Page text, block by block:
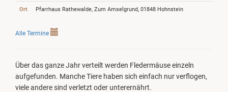
Ort Pfarrhaus Rathewalde, Zum Amselgrund, 01848 Hohnstein
Alle Termine
Über das ganze Jahr verteilt werden Fledermäuse einzeln
aufgefunden. Manche Tiere haben sich einfach nur verflogen,
viele andere sind verletzt oder unterernährt.